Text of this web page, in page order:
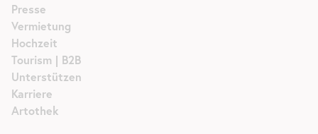
Presse
Vermietung
Hochzeit
Tourism | B2B
Unterstützen
Karriere
Artothek